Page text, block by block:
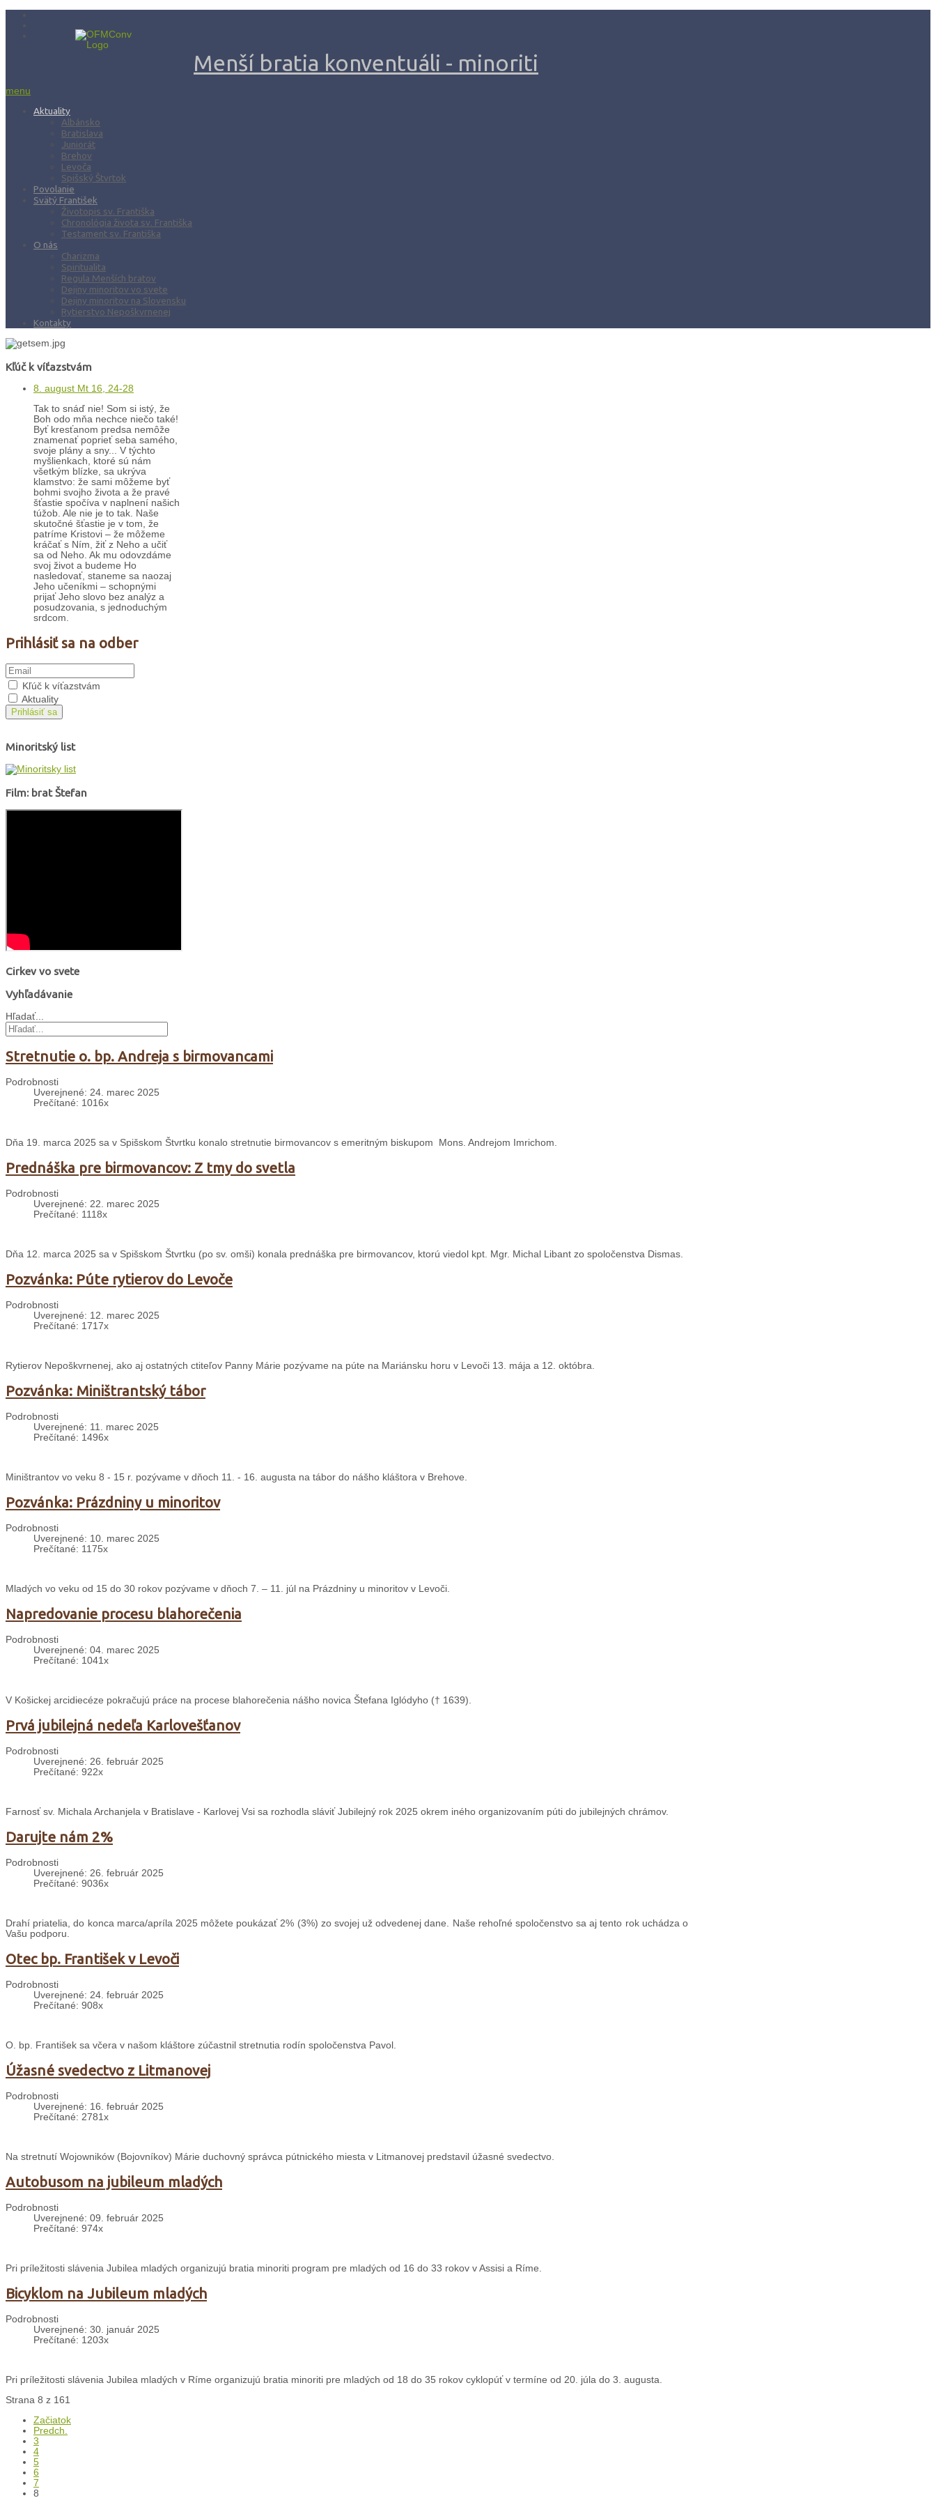
Menší bratia konventuáli - minoriti
menu
Aktuality
Albánsko
Bratislava
Juniorát
Brehov
Levoča
Spišský Štvrtok
Povolanie
Svätý František
Životopis sv. Františka
Chronológia života sv. Františka
Testament sv. Františka
O nás
Charizma
Spiritualita
Regula Menších bratov
Dejiny minoritov vo svete
Dejiny minoritov na Slovensku
Rytierstvo Nepoškvrnenej
Kontakty
Kľúč k víťazstvám
8. august Mt 16, 24-28
Tak to snáď nie! Som si istý, že
Boh odo mňa nechce niečo také!
Byť kresťanom predsa nemôže
znamenať poprieť seba samého,
svoje plány a sny... V týchto
myšlienkach, ktoré sú nám
všetkým blízke, sa ukrýva
klamstvo: že sami môžeme byť
bohmi svojho života a že pravé
šťastie spočíva v naplnení našich
túžob. Ale nie je to tak. Naše
skutočné šťastie je v tom, že
patríme Kristovi – že môžeme
kráčať s Ním, žiť z Neho a učiť
sa od Neho. Ak mu odovzdáme
svoj život a budeme Ho
nasledovať, staneme sa naozaj
Jeho učeníkmi – schopnými
prijať Jeho slovo bez analýz a
posudzovania, s jednoduchým
srdcom.
Prihlásiť sa na odber
Kľúč k víťazstvám
Aktuality
Prihlásiť sa
Minoritský list
Film: brat Štefan
Cirkev vo svete
Vyhľadávanie
Hľadať...
Stretnutie o. bp. Andreja s birmovancami
Podrobnosti
Uverejnené: 24. marec 2025
Prečítané: 1016x
Dňa 19. marca 2025 sa v Spišskom Štvrtku konalo stretnutie birmovancov s emeritným biskupom Mons. Andrejom Imrichom.
Prednáška pre birmovancov: Z tmy do svetla
Podrobnosti
Uverejnené: 22. marec 2025
Prečítané: 1118x
Dňa 12. marca 2025 sa v Spišskom Štvrtku (po sv. omši) konala prednáška pre birmovancov, ktorú viedol kpt. Mgr. Michal Libant zo spoločenstva Dismas.
Pozvánka: Púte rytierov do Levoče
Podrobnosti
Uverejnené: 12. marec 2025
Prečítané: 1717x
Rytierov Nepoškvrnenej, ako aj ostatných ctiteľov Panny Márie pozývame na púte na Mariánsku horu v Levoči 13. mája a 12. októbra.
Pozvánka: Miništrantský tábor
Podrobnosti
Uverejnené: 11. marec 2025
Prečítané: 1496x
Miništrantov vo veku 8 - 15 r. pozývame v dňoch 11. - 16. augusta na tábor do nášho kláštora v Brehove.
Pozvánka: Prázdniny u minoritov
Podrobnosti
Uverejnené: 10. marec 2025
Prečítané: 1175x
Mladých vo veku od 15 do 30 rokov pozývame v dňoch 7. – 11. júl na Prázdniny u minoritov v Levoči.
Napredovanie procesu blahorečenia
Podrobnosti
Uverejnené: 04. marec 2025
Prečítané: 1041x
V Košickej arcidiecéze pokračujú práce na procese blahorečenia nášho novica Štefana Iglódyho († 1639).
Prvá jubilejná nedeľa Karlovešťanov
Podrobnosti
Uverejnené: 26. február 2025
Prečítané: 922x
Farnosť sv. Michala Archanjela v Bratislave - Karlovej Vsi sa rozhodla sláviť Jubilejný rok 2025 okrem iného organizovaním púti do jubilejných chrámov.
Darujte nám 2%
Podrobnosti
Uverejnené: 26. február 2025
Prečítané: 9036x
Drahí priatelia, do konca marca/apríla 2025 môžete poukázať 2% (3%) zo svojej už odvedenej dane. Naše rehoľné spoločenstvo sa aj tento rok uchádza o
Vašu podporu.
Otec bp. František v Levoči
Podrobnosti
Uverejnené: 24. február 2025
Prečítané: 908x
O. bp. František sa včera v našom kláštore zúčastnil stretnutia rodín spoločenstva Pavol.
Úžasné svedectvo z Litmanovej
Podrobnosti
Uverejnené: 16. február 2025
Prečítané: 2781x
Na stretnutí Wojowników (Bojovníkov) Márie duchovný správca pútnického miesta v Litmanovej predstavil úžasné svedectvo.
Autobusom na jubileum mladých
Podrobnosti
Uverejnené: 09. február 2025
Prečítané: 974x
Pri príležitosti slávenia Jubilea mladých organizujú bratia minoriti program pre mladých od 16 do 33 rokov v Assisi a Ríme.
Bicyklom na Jubileum mladých
Podrobnosti
Uverejnené: 30. január 2025
Prečítané: 1203x
Pri príležitosti slávenia Jubilea mladých v Ríme organizujú bratia minoriti pre mladých od 18 do 35 rokov cyklopúť v termíne od 20. júla do 3. augusta.
Strana 8 z 161
Začiatok
Predch.
3
4
5
6
7
8